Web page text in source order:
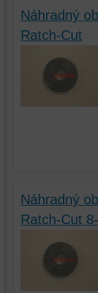
Náhradný
Ratch-Cut
Náhradný
Ratch-Cut